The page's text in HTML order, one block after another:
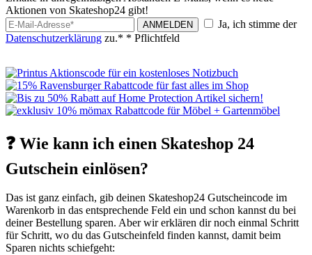
Aktionen von Skateshop24 gibt!
ANMELDEN
Ja, ich stimme der
Datenschutzerklärung zu.* * Pflichtfeld
❓ Wie kann ich einen Skateshop 24
Gutschein einlösen?
Das ist ganz einfach, gib deinen Skateshop24 Gutscheincode im
Warenkorb in das entsprechende Feld ein und schon kannst du bei
deiner Bestellung sparen. Aber wir erklären dir noch einmal Schritt
für Schritt, wo du das Gutscheinfeld finden kannst, damit beim
Sparen nichts schiefgeht: